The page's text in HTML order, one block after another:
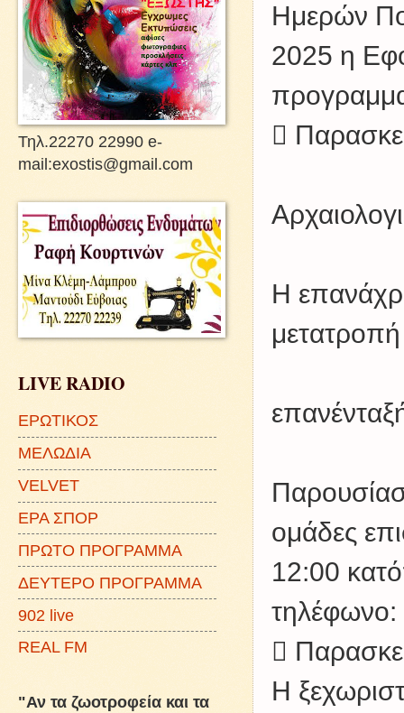
Ημερών
2025 η

Η
ομάδες
12:00

Η
Τηλ.22270 22990 e-
mail:exostis@gmail.com
LIVE RADIO
ΕΡΩΤΙΚΟΣ
ΜΕΛΩΔΙΑ
VELVET
ΕΡΑ ΣΠΟΡ
ΠΡΩΤΟ ΠΡΟΓΡΑΜΜΑ
ΔΕΥΤΕΡΟ ΠΡΟΓΡΑΜΜΑ
902 live
REAL FM
"Αν τα ζωοτροφεία και τα